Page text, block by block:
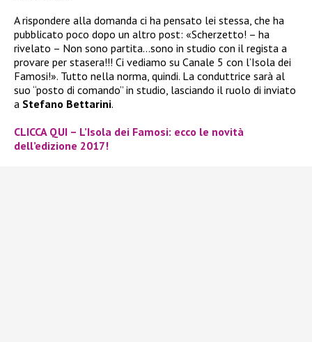
A rispondere alla domanda ci ha pensato lei stessa, che ha
pubblicato poco dopo un altro post: «Scherzetto! – ha
rivelato – Non sono partita…sono in studio con il regista a
provare per stasera!!! Ci vediamo su Canale 5 con l’Isola dei
Famosi!». Tutto nella norma, quindi. La conduttrice sarà al
suo “posto di comando” in studio, lasciando il ruolo di inviato
a Stefano Bettarini.
CLICCA QUI – L’Isola dei Famosi: ecco le novità
dell’edizione 2017!